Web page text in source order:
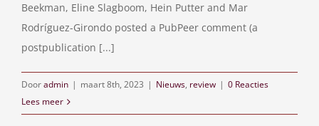
Beekman, Eline Slagboom, Hein Putter and Mar
Rodríguez-Girondo posted a PubPeer comment (a
postpublication [...]
Dooradmin | maart 8th, 2023 | Nieuws, review | 0 Reacties
Lees meer